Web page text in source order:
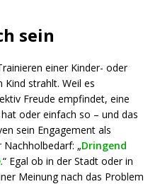
sein
einer Kinder- oder
Kind strahlt. Weil es
Freude empfindet, eine
oder einfach so – und das
sein Engagement als
Nachholbedarf: „Dringend
.“ Egal ob in der Stadt oder in
Meinung nach das Problem